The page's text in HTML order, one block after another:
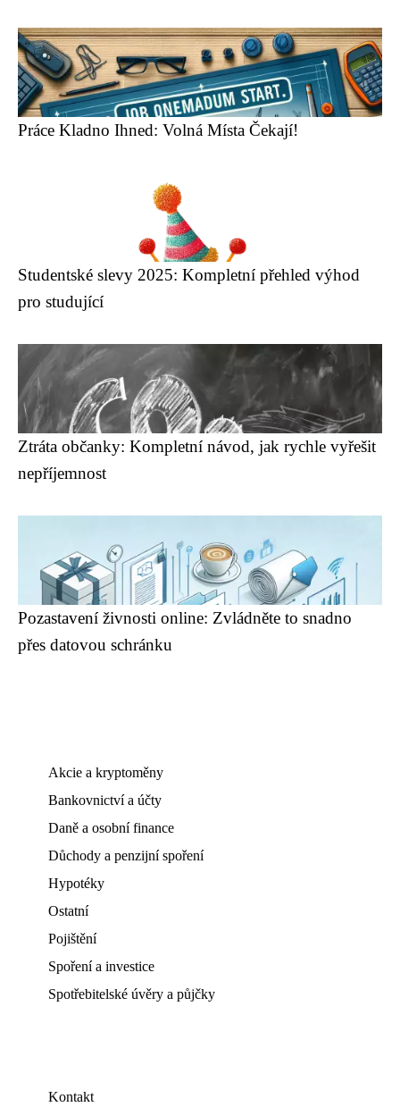
Práce Kladno Ihned: Volná Místa Čekají!
Studentské slevy 2025: Kompletní přehled výhod
pro studující
Ztráta občanky: Kompletní návod, jak rychle vyřešit
nepříjemnost
Pozastavení živnosti online: Zvládněte to snadno
přes datovou schránku
Akcie a kryptoměny
Bankovnictví a účty
Daně a osobní finance
Důchody a penzijní spoření
Hypotéky
Ostatní
Pojištění
Spoření a investice
Spotřebitelské úvěry a půjčky
Kontakt